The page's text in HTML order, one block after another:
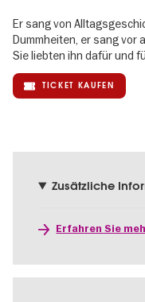
Er sang von
Dummheiten, er sang vor
Sie liebten ihn dafür und
TICKET KAUFEN
Zusätzliche
Erfahren Sie